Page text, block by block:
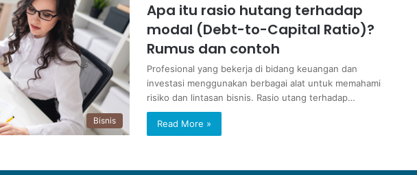
Bisnis
Apa itu rasio hutang terhadap
modal (Debt-to-Capital Ratio)?
Rumus dan contoh
Profesional yang bekerja di bidang keuangan dan
investasi menggunakan berbagai alat untuk memahami
risiko dan lintasan bisnis. Rasio utang terhadap…
Read More »